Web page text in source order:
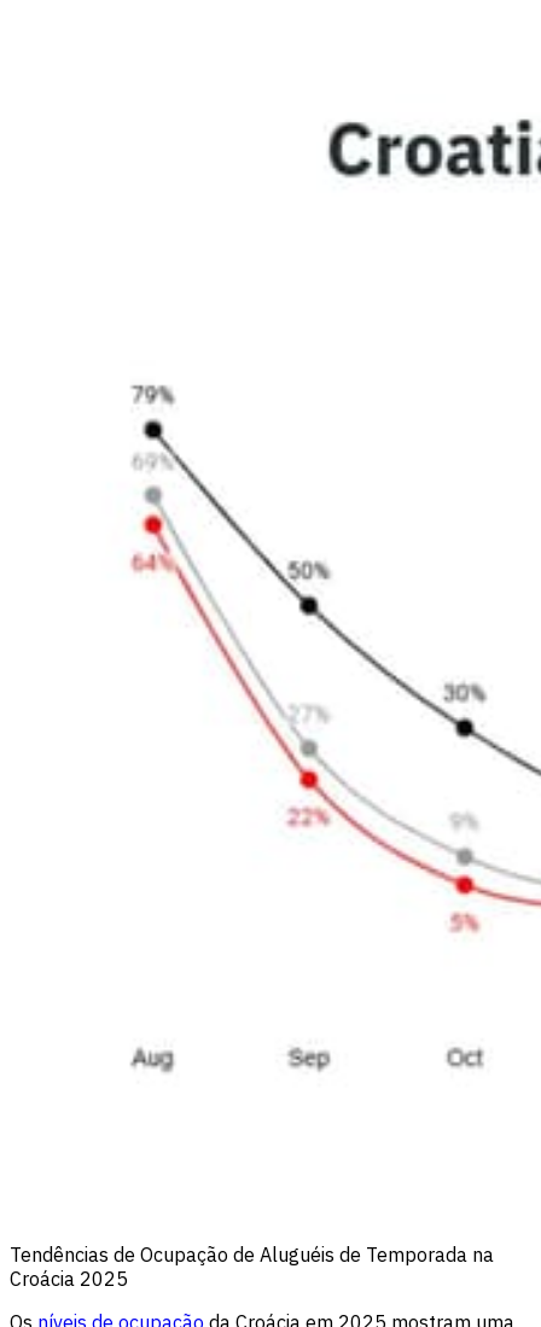
Tendências de Ocupação de Aluguéis de Temporada na
Croácia 2025